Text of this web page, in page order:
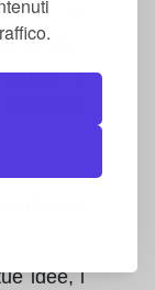
lo
e
e
idee, i